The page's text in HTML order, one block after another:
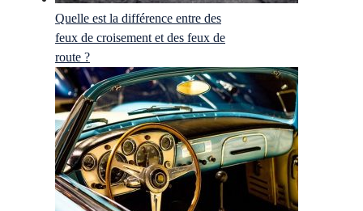
Quelle est la différence entre des
feux de croisement et des feux de
route ?